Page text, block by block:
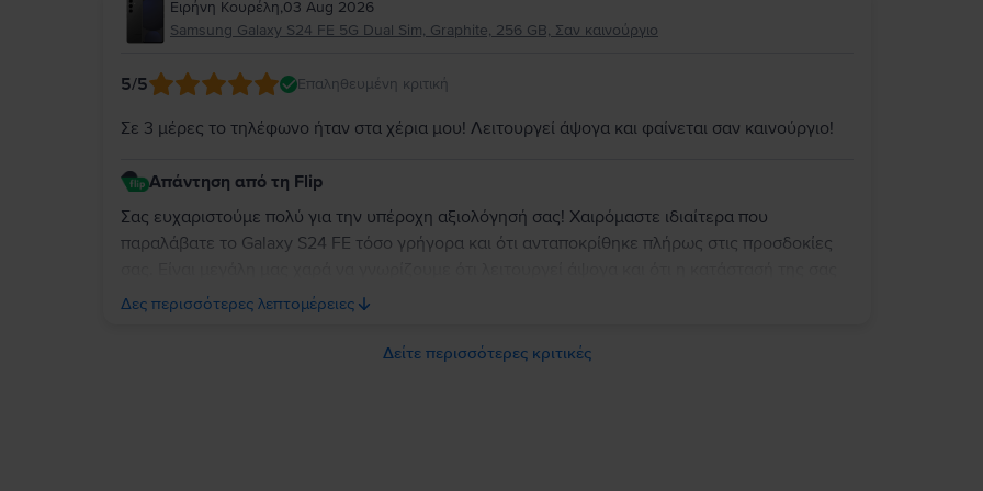
ευχόμαστε να χαρείτε τη συσκευή σας για πολύ καιρό!
Ειρήνη Κουρέλη,03 Aug 2026
Samsung Galaxy S24 FE 5G Dual Sim, Graphite, 256 GB, Σαν καινούργιο
5/5 Επαληθευμένη κριτική
Σε 3 μέρες το τηλέφωνο ήταν στα χέρια μου! Λειτουργεί άψογα και φαίνεται σαν καινούργιο!
Απάντηση από τη Flip
Σας ευχαριστούμε πολύ για την υπέροχη αξιολόγησή σας! Χαιρόμαστε ιδιαίτερα που
παραλάβατε το Galaxy S24 FE τόσο γρήγορα και ότι ανταποκρίθηκε πλήρως στις προσδοκίες
άφησε απόλυτα ικανοποιημένη. Σας ευχαριστούμε για την εμπιστοσύνη σας και σας ευχόμαστε
Δες περισσότερες λεπτομέρειες
Δείτε περισσότερες κριτικές